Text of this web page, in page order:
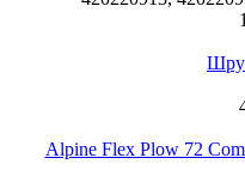
Alpine Flex Plow 72